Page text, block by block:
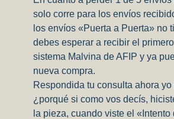
solo corre para los envíos
los envíos «Puerta a Puerta» no
debes esperar a recibir el
sistema Malvina de AFIP y ya
nueva compra.
Respondida tu consulta ahora
¿porqué si como vos decís,
la pieza, cuando viste el